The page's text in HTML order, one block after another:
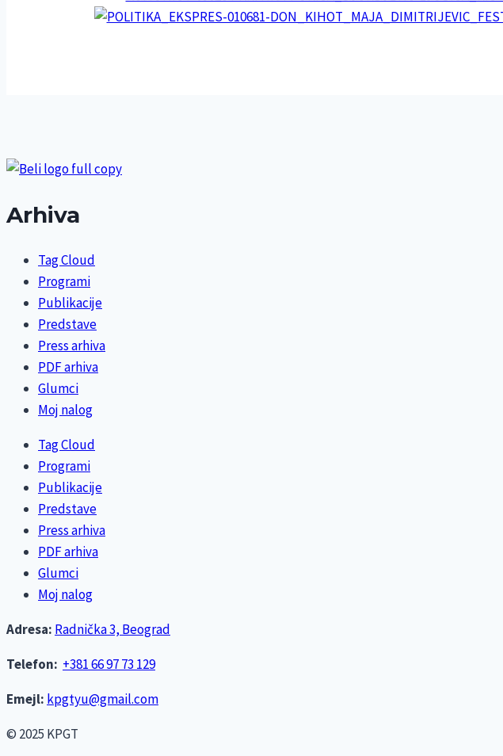
Arhiva
Tag Cloud
Programi
Publikacije
Predstave
Press arhiva
PDF arhiva
Glumci
Moj nalog
Tag Cloud
Programi
Publikacije
Predstave
Press arhiva
PDF arhiva
Glumci
Moj nalog
Adresa: Radnička 3, Beograd
Telefon: +381 66 97 73 129
Emejl: kpgtyu@gmail.com
© 2025 KPGT